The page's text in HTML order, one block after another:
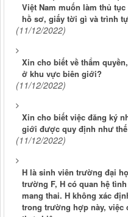
Việt Nam muốn làm thủ
hồ sơ, giấy tời gì và trình
(11/12/2022)
Xin cho biết về thẩm
ở khu vực biên giới?
(11/12/2022)
Xin cho biết việc đăng ký
giới được quy định như
(11/12/2022)
H là sinh viên trường đại
trường F, H có quan hệ
mang thai. H không xác
trong trường hợp này, việc